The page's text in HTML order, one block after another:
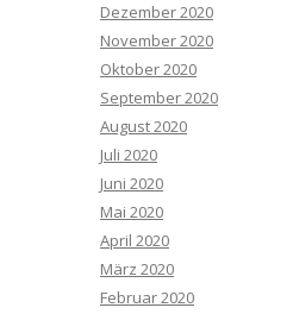
Dezember 2020
November 2020
Oktober 2020
September 2020
August 2020
Juli 2020
Juni 2020
Mai 2020
April 2020
März 2020
Februar 2020